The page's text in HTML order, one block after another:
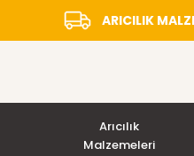
ARICILIK
Arıcılık
Malzemeleri